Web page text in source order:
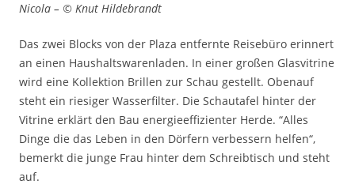
Nicola – © Knut Hildebrandt
Das zwei Blocks von der Plaza entfernte Reisebüro erinnert
an einen Haushaltswarenladen. In einer großen Glasvitrine
wird eine Kollektion Brillen zur Schau gestellt. Obenauf
steht ein riesiger Wasserfilter. Die Schautafel hinter der
Vitrine erklärt den Bau energieeffizienter Herde. “Alles
Dinge die das Leben in den Dörfern verbessern helfen“,
bemerkt die junge Frau hinter dem Schreibtisch und steht
auf.